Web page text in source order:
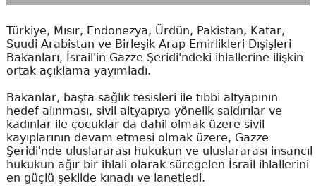
Türkiye, Mısır, Endonezya, Ürdün, Pakistan, Katar,
Suudi Arabistan ve Birleşik Arap Emirlikleri Dışişleri
Bakanları, İsrail'in Gazze Şeridi'ndeki ihlallerine ilişkin
ortak açıklama yayımladı.
Bakanlar, başta sağlık tesisleri ile tıbbi altyapının
hedef alınması, sivil altyapıya yönelik saldırılar ve
kadınlar ile çocuklar da dahil olmak üzere sivil
kayıplarının devam etmesi olmak üzere, Gazze
Şeridi'nde uluslararası hukukun ve uluslararası insancıl
hukukun ağır bir ihlali olarak süregelen İsrail ihlallerini
en güçlü şekilde kınadı ve lanetledi.